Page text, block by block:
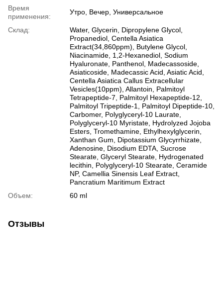
Время
применения:
Утро, Вечер, Универсальное
Склад:
Water, Glycerin, Dipropylene Glycol,
Propanediol, Centella Asiatica
Extract(34,860ppm), Butylene Glycol,
Niacinamide, 1,2-Hexanediol, Sodium
Hyaluronate, Panthenol, Madecassoside,
Asiaticoside, Madecassic Acid, Asiatic Acid,
Centella Asiatica Callus Extracellular
Vesicles(10ppm), Allantoin, Palmitoyl
Tetrapeptide-7, Palmitoyl Hexapeptide-12,
Palmitoyl Tripeptide-1, Palmitoyl Dipeptide-10,
Carbomer, Polyglyceryl-10 Laurate,
Polyglyceryl-10 Myristate, Hydrolyzed Jojoba
Esters, Tromethamine, Ethylhexylglycerin,
Xanthan Gum, Dipotassium Glycyrrhizate,
Adenosine, Disodium EDTA, Sucrose
Stearate, Glyceryl Stearate, Hydrogenated
lecithin, Polyglyceryl-10 Stearate, Ceramide
NP, Camellia Sinensis Leaf Extract,
Pancratium Maritimum Extract
Объем:
60 ml
Отзывы